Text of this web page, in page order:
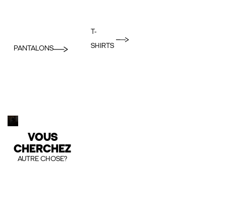
PANTALONS
T-
SHIRTS
VOUS
CHERCHEZ
AUTRE CHOSE?